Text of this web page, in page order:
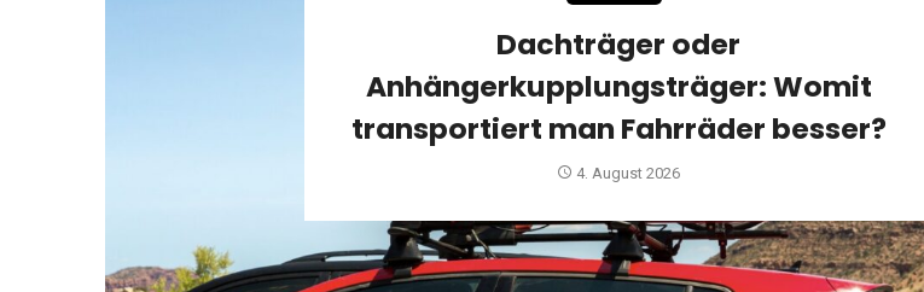
Dachträger oder
Anhängerkupplungsträger: Womit
transportiert man Fahrräder besser?
4. August 2026